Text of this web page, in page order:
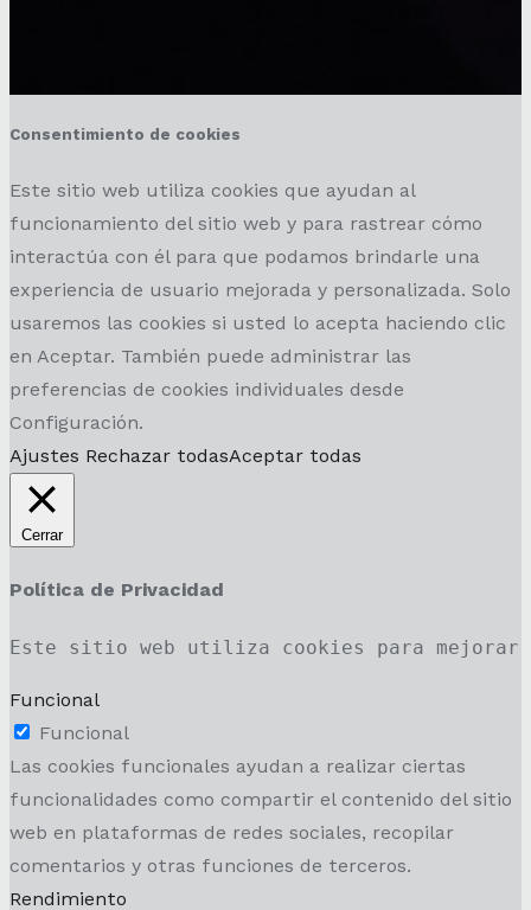
Consentimiento de cookies
Este sitio web utiliza cookies que ayudan al
funcionamiento del sitio web y para rastrear cómo
interactúa con él para que podamos brindarle una
experiencia de usuario mejorada y personalizada. Solo
usaremos las cookies si usted lo acepta haciendo clic
en Aceptar. También puede administrar las
preferencias de cookies individuales desde
Configuración.
Ajustes Rechazar todasAceptar todas
Cerrar
Política de Privacidad
Este sitio web utiliza cookies para mejorar
Funcional
Funcional
Las cookies funcionales ayudan a realizar ciertas
funcionalidades como compartir el contenido del sitio
web en plataformas de redes sociales, recopilar
comentarios y otras funciones de terceros.
Rendimiento